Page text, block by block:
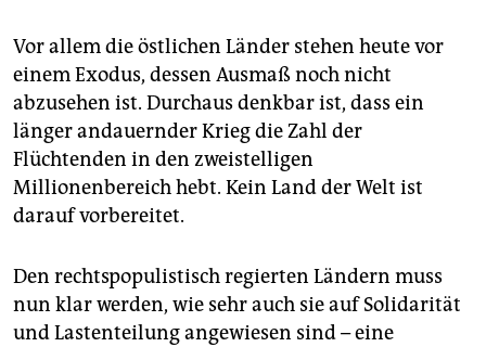
Vor allem die östlichen Länder stehen heute vor
einem Exodus, dessen Ausmaß noch nicht
abzusehen ist. Durchaus denkbar ist, dass ein
länger andauernder Krieg die Zahl der
Flüchtenden in den zweistelligen
Millionenbereich hebt. Kein Land der Welt ist
darauf vorbereitet.
Den rechtspopulistisch regierten Ländern muss
nun klar werden, wie sehr auch sie auf Solidarität
und Lastenteilung angewiesen sind – eine